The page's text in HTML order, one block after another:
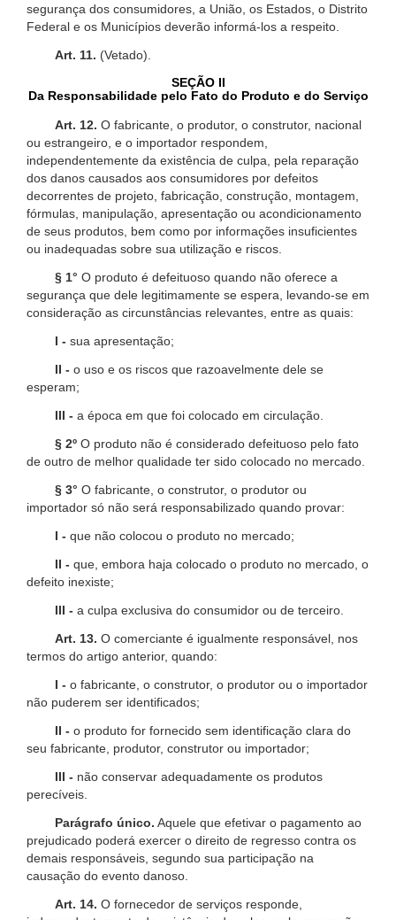
segurança dos consumidores, a União, os Estados, o Distrito
Federal e os Municípios deverão informá-los a respeito.
Art. 11. (Vetado).
SEÇÃO II
Da Responsabilidade pelo Fato do Produto e do Serviço
Art. 12. O fabricante, o produtor, o construtor, nacional
ou estrangeiro, e o importador respondem,
independentemente da existência de culpa, pela reparação
dos danos causados aos consumidores por defeitos
decorrentes de projeto, fabricação, construção, montagem,
fórmulas, manipulação, apresentação ou acondicionamento
de seus produtos, bem como por informações insuficientes
ou inadequadas sobre sua utilização e riscos.
§ 1° O produto é defeituoso quando não oferece a
segurança que dele legitimamente se espera, levando-se em
consideração as circunstâncias relevantes, entre as quais:
I - sua apresentação;
II - o uso e os riscos que razoavelmente dele se
esperam;
III - a época em que foi colocado em circulação.
§ 2º O produto não é considerado defeituoso pelo fato
de outro de melhor qualidade ter sido colocado no mercado.
§ 3° O fabricante, o construtor, o produtor ou
importador só não será responsabilizado quando provar:
I - que não colocou o produto no mercado;
II - que, embora haja colocado o produto no mercado, o
defeito inexiste;
III - a culpa exclusiva do consumidor ou de terceiro.
Art. 13. O comerciante é igualmente responsável, nos
termos do artigo anterior, quando:
I - o fabricante, o construtor, o produtor ou o importador
não puderem ser identificados;
II - o produto for fornecido sem identificação clara do
seu fabricante, produtor, construtor ou importador;
III - não conservar adequadamente os produtos
perecíveis.
Parágrafo único. Aquele que efetivar o pagamento ao
prejudicado poderá exercer o direito de regresso contra os
demais responsáveis, segundo sua participação na
causação do evento danoso.
Art. 14. O fornecedor de serviços responde,